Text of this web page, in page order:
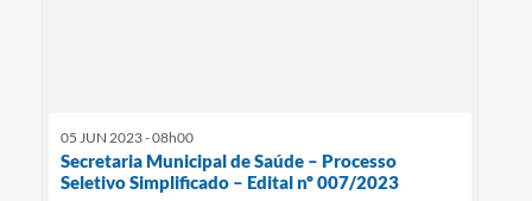
05 JUN 2023 - 08h00
Secretaria Municipal de Saúde – Processo
Seletivo Simplificado – Edital nº 007/2023